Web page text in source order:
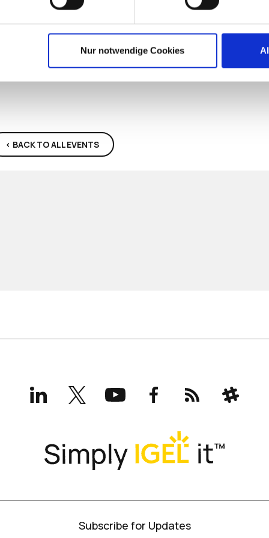
Nur notwendige Cookies
und vor allem … GEMEINSAM!
< BACK TO ALL EVENTS
LinkedInX
(formerly
Twitter)
YouTubeFacebookRSS Slack
Subscribe for Updates